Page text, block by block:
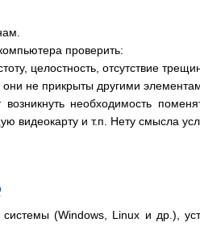
проверить:
целостность, отсутствие
не прикрыты другими
необходимость
видеокарту и т.п. Нету смысла
системы (Windows, Linux и др.),